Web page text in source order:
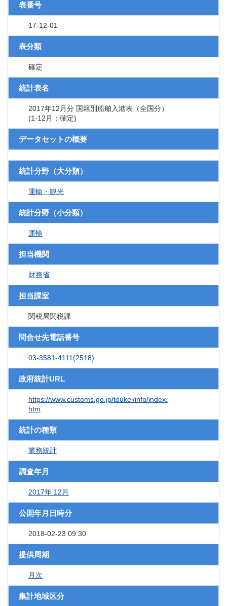
表番号
17-12-01
表分類
確定
統計表名
2017年12月分 国籍別船舶入港表（全国分）
(1-12月：確定)
データセットの概要
統計分野（大分類）
運輸・観光
統計分野（小分類）
運輸
担当機関
財務省
担当課室
関税局関税課
問合せ先電話番号
03-3581-4111(2518)
政府統計URL
https://www.customs.go.jp/toukei/info/index.
htm
統計の種類
業務統計
調査年月
2017年 12月
公開年月日時分
2018-02-23 09:30
提供周期
月次
集計地域区分